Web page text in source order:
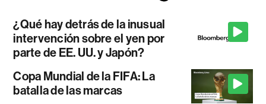
¿Qué hay detrás de la inusual
intervención sobre el yen por
parte de EE. UU. y Japón?
Copa Mundial de la FIFA: La
batalla de las marcas